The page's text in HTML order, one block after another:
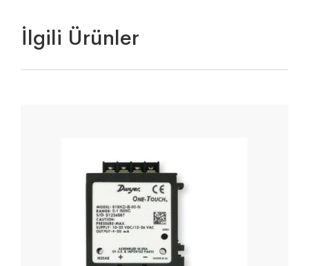
İlgili Ürünler